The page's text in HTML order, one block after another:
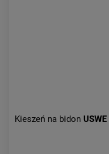
Kieszeń na bidon USWE